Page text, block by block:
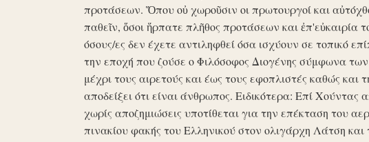
προτάσεων. Ὅπου οὐ χωροῦσιν οι πρωτουργοί και
παθεῖν, ὅσοι ἥρπατε πλῆθος προτάσεων και ἐπ'εὐκαιρία
όσους/ες δεν έχετε αντιληφθεί όσα ισχύουν σε τοπικό
την εποχή που ζούσε ο Φιλόσοφος Διογένης σύμφωνα
μέχρι τους αιρετούς και έως τους εφοπλιστές καθώς και
αποδείξει ότι είναι άνθρωπος. Ειδικότερα: Επί
χωρίς αποζημιώσεις υποτίθεται για την επέκταση του
πινακίου φακής του Ελληνικού στον ολιγάρχη Λάτση